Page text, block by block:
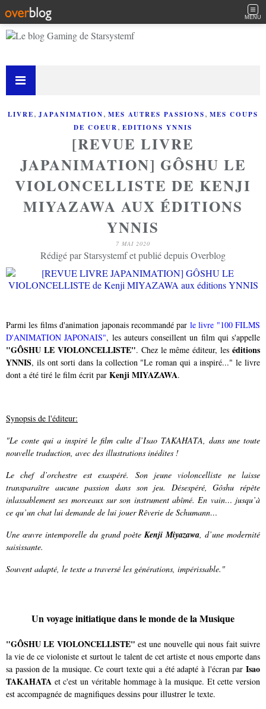
MENU
LIVRE, JAPANIMATION, MES AUTRES PASSIONS, MES COUPS
DE COEUR, EDITIONS YNNIS
[REVUE LIVRE
JAPANIMATION] GÔSHU LE
VIOLONCELLISTE DE KENJI
MIYAZAWA AUX ÉDITIONS
YNNIS
7 MAI 2020
Rédigé par Starsystemf et publié depuis Overblog
Parmi les films d'animation japonais recommandé par le livre "100 FILMS
D'ANIMATION JAPONAIS", les auteurs conseillent un film qui s'appelle
"GÔSHU LE VIOLONCELLISTE". Chez le même éditeur, les éditions
YNNIS, ils ont sorti dans la collection "Le roman qui a inspiré..." le livre
dont a été tiré le film écrit par Kenji MIYAZAWA.
Synopsis de l'éditeur:
"Le conte qui a inspiré le film culte d’Isao TAKAHATA, dans une toute
nouvelle traduction, avec des illustrations inédites !
Le chef d’orchestre est exaspéré. Son jeune violoncelliste ne laisse
transparaître aucune passion dans son jeu. Désespéré, Gôshu répète
inlassablement ses morceaux sur son instrument abîmé. En vain… jusqu’à
ce qu’un chat lui demande de lui jouer Rêverie de Schumann…
Une œuvre intemporelle du grand poèteKenji Miyazawa, d’une modernité
saisissante.
Souvent adapté, le texte a traversé les générations, impérissable."
Un voyage initiatique dans le monde de la Musique
"GÔSHU LE VIOLONCELLISTE" est une nouvelle qui nous fait suivre
la vie de ce violoniste et surtout le talent de cet artiste et nous emporte dans
sa passion de la musique. Ce court texte qui a été adapté à l'écran par Isao
TAKAHATA et c'est un véritable hommage à la musique. Et cette version
est accompagnée de magnifiques dessins pour illustrer le texte.